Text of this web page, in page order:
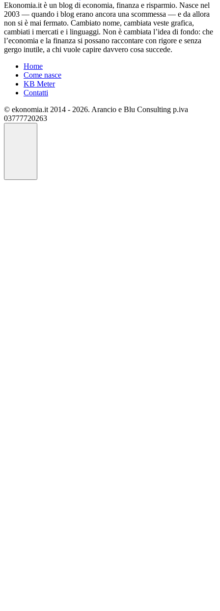
Ekonomia.it è un blog di economia, finanza e risparmio. Nasce nel
2003 — quando i blog erano ancora una scommessa — e da allora
non si è mai fermato. Cambiato nome, cambiata veste grafica,
cambiati i mercati e i linguaggi. Non è cambiata l’idea di fondo: che
l’economia e la finanza si possano raccontare con rigore e senza
gergo inutile, a chi vuole capire davvero cosa succede.
Home
Come nasce
KB Meter
Contatti
© ekonomia.it 2014 - 2026. Arancio e Blu Consulting p.iva
03777720263